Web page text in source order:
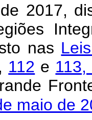
2017,
nas
, 112 e
maio de